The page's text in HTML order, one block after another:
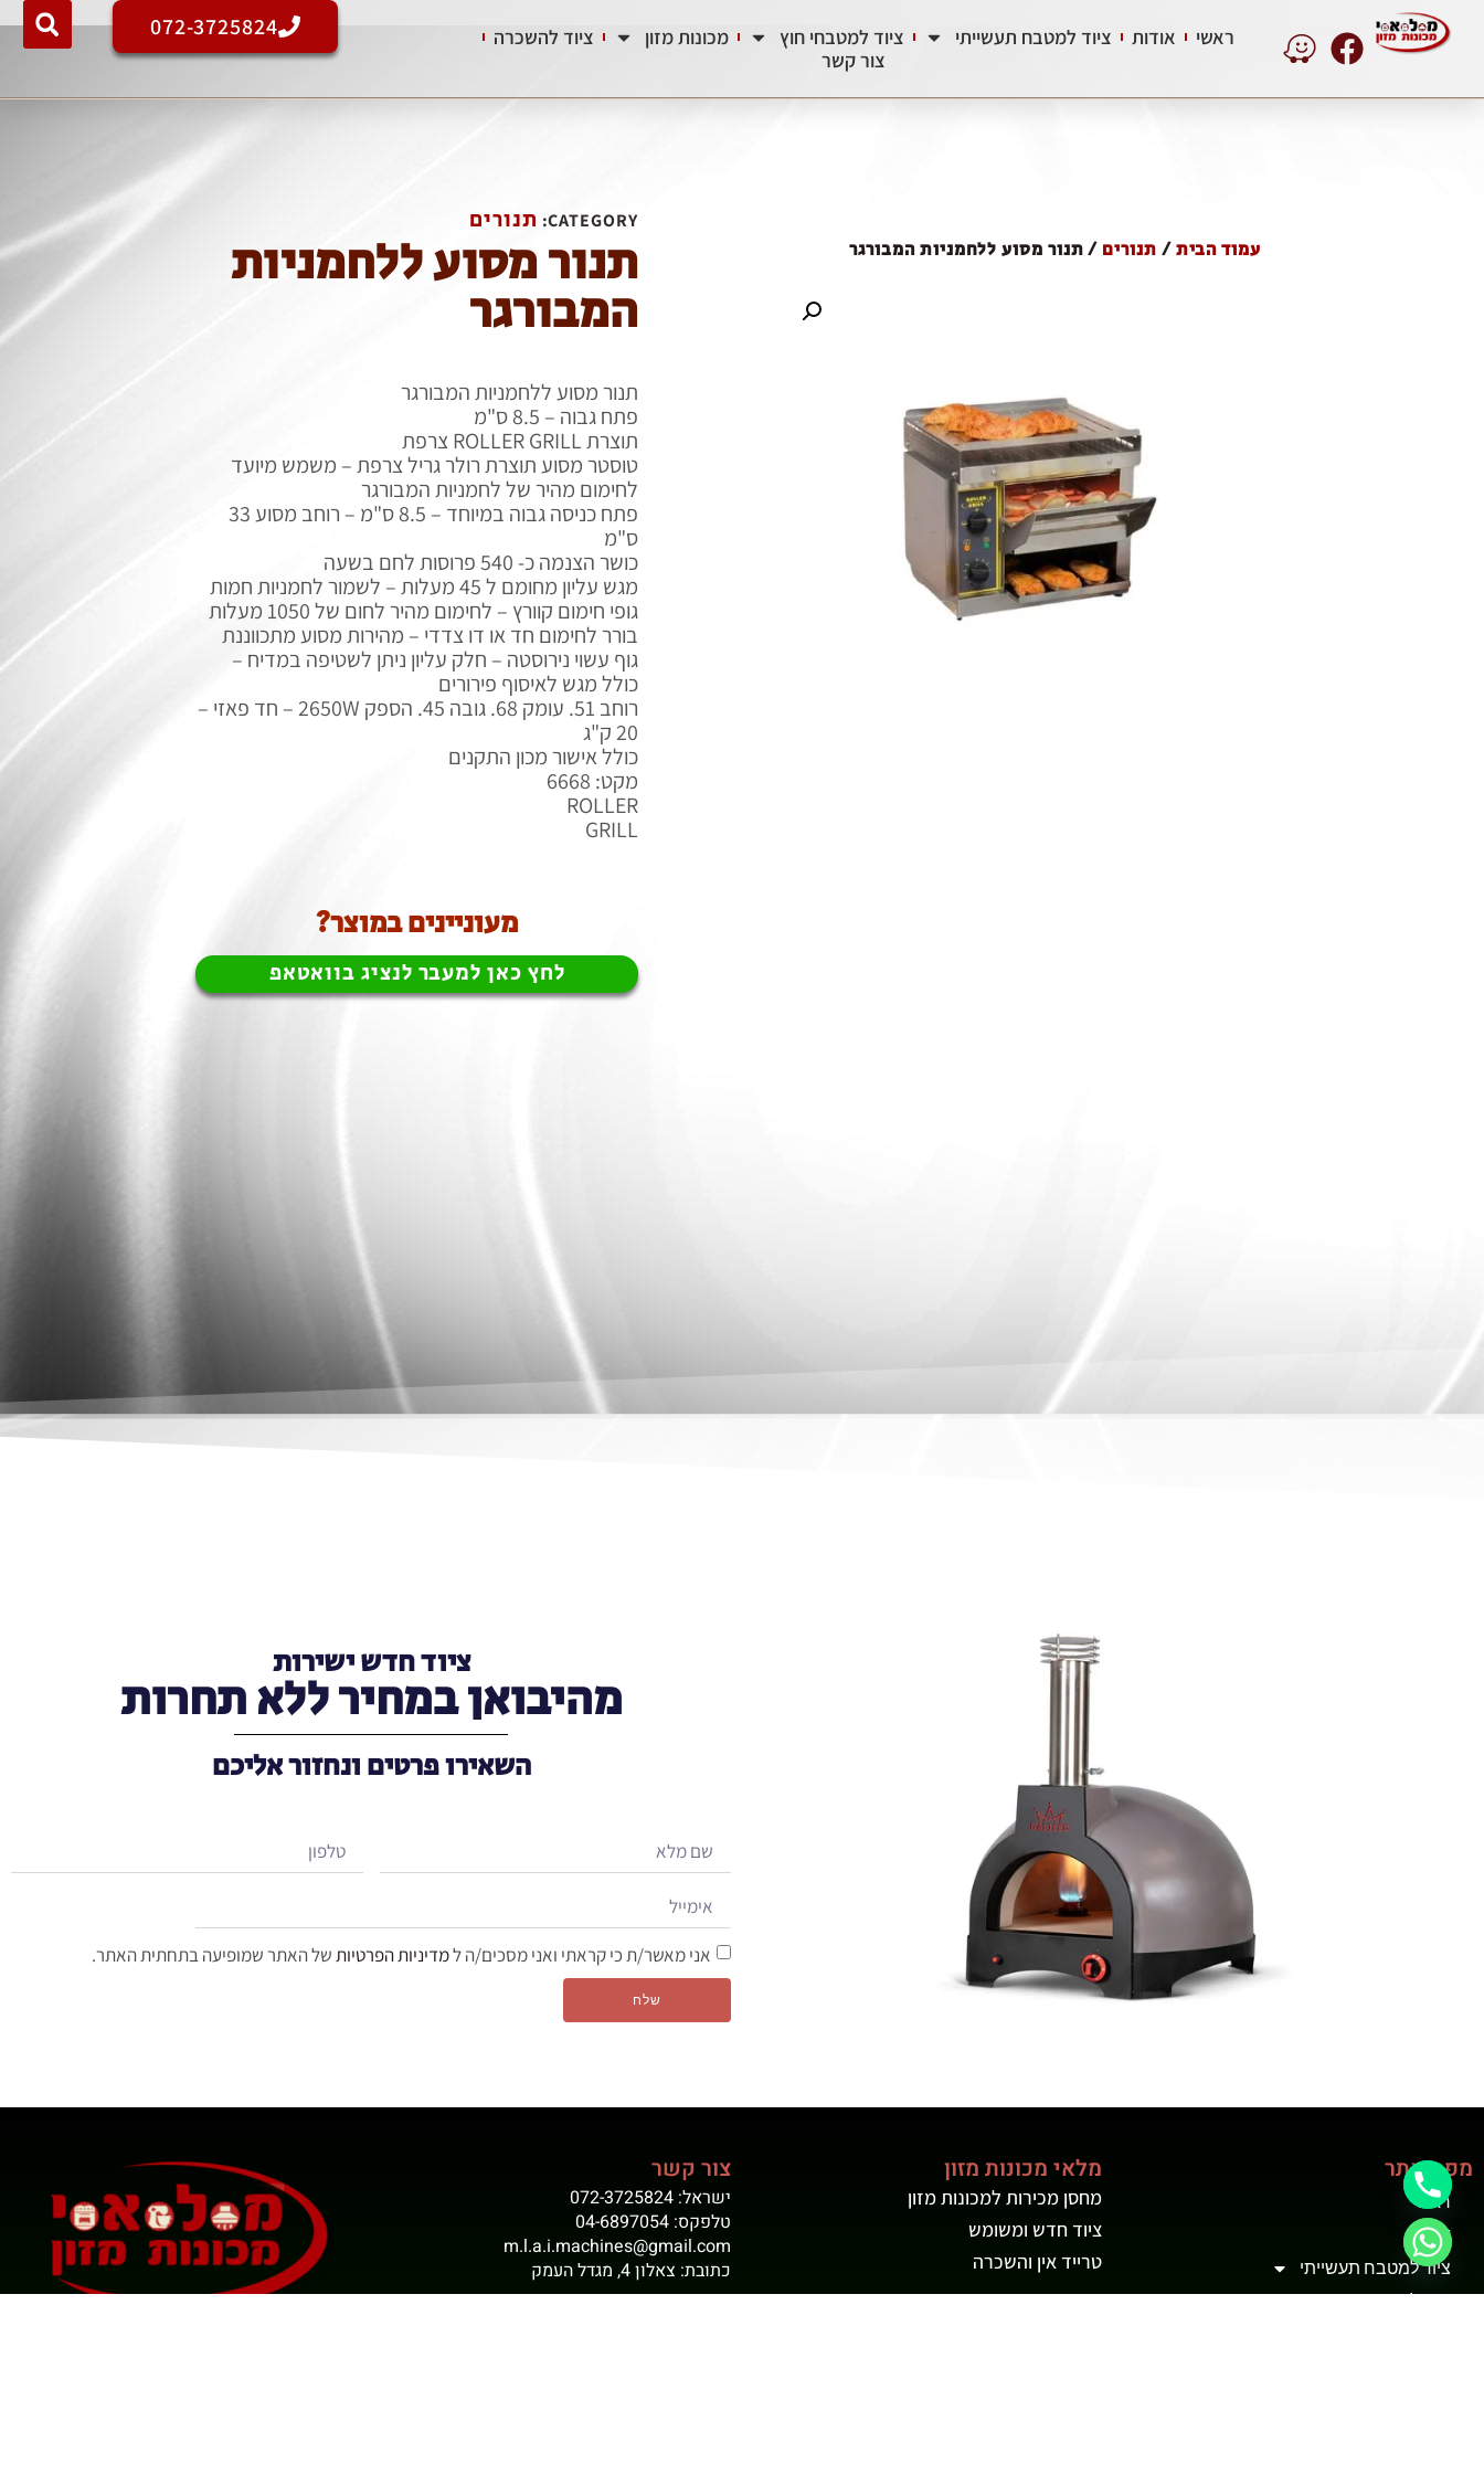
ראשי אודות ציוד למטבח תעשייתי ציוד למטבחי חוץ מכונות מזון
ציוד להשכרה
צור קשר
072-3725824
עמוד הבית/ תנורים / תנור מסוע ללחמניות המבורגר
CATEGORY: תנורים
תנור מסוע ללחמניות
המבורגר
תנור מסוע ללחמניות המבורגר
פתח גבוה – 8.5 ס"מ
תוצרת ROLLER GRILL צרפת
טוסטר מסוע תוצרת רולר גריל צרפת – משמש מיועד
לחימום מהיר של לחמניות המבורגר
פתח כניסה גבוה במיוחד – 8.5 ס"מ – רוחב מסוע 33
ס"מ
כושר הצנמה כ- 540 פרוסות לחם בשעה
מגש עליון מחומם ל 45 מעלות – לשמור לחמניות חמות
גופי חימום קוורץ – לחימום מהיר לחום של 1050 מעלות
בורר לחימום חד או דו צדדי – מהירות מסוע מתכווננת
גוף עשוי נירוסטה – חלק עליון ניתן לשטיפה במדיח –
כולל מגש לאיסוף פירורים
רוחב 51. עומק 68. גובה 45. הספק 2650W – חד פאזי –
20 ק"ג
כולל אישור מכון התקנים
מקט: 6668
ROLLER
GRILL
מעוניינים במוצר?
לחץ כאן למעבר לנציג בוואטאפ
ציוד חדש ישירות
מהיבואן במחיר ללא תחרות
השאירו פרטים ונחזור אליכם
אני מאשר/ת כי קראתי ואני מסכים/ה למדיניות הפרטיותשל האתר שמופיעה בתחתית האתר.
שלח
מפת אתר
ראשי
אודות
ציוד למטבח תעשייתי
מלאי מכונות מזון
מחסן מכירות למכונות מזון
ציוד חדש ומשומש
טרייד אין והשכרה
צור קשר
ישראל: 072-3725824
טלפקס: 04-6897054
m.l.a.i.machines@gmail.com
כתובת: צאלון 4, מגדל העמק